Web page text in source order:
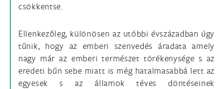
csökkentse.
Ellenkezőleg, különösen az utóbbi évszázadban úgy
tűnik, hogy az emberi szenvedés áradata amely
nagy már az emberi természet törékenysége s az
eredeti bűn sebe miatt is még hatalmasabbá lett az
egyesek s az államok téves döntéseinek